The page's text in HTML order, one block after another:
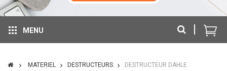
MENU
MATERIEL DESTRUCTEURS
DESTRUCTEUR DAHLE